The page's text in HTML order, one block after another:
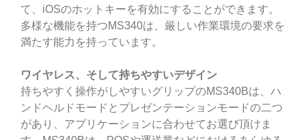
て、iOSのホットキーを有効にすることができます。
多様な機能を持つMS340は、厳しい作業環境の要求を
満たす能力を持っています。
ワイヤレス、そして持ちやすいデザイン
持ちやすく操作がしやすいグリップのMS340Bは、ハ
ンドヘルドモードとプレゼンテーションモードの二つ
があり、アプリケーションに合わせてお選び頂けま